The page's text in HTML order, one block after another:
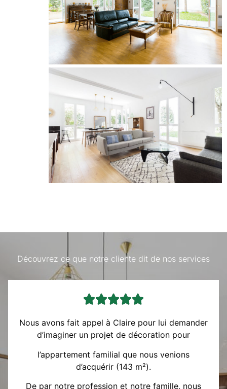
Découvrez ce que notre cliente dit de nos services

Nous avons fait appel à Claire pour lui demander
d’imaginer un projet de décoration pour
l’appartement familial que nous venions
d’acquérir (143 m²).
De par notre profession et notre famille, nous